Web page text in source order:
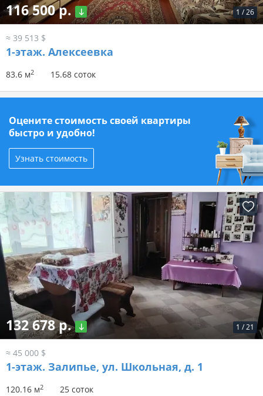
1 /26
116 500 р.
≈ 39 513 $
1-этаж. Алексеевка
83.6 м2 15.68 соток
Оцените стоимость своей квартиры
быстро и удобно!
Узнать стоимость
1 /21
132 678 р.
≈ 45 000 $
1-этаж. Залипье, ул. Школьная, д. 1
120.16 м2 25 соток